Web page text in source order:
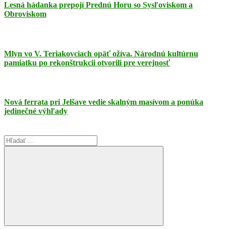
Lesná hádanka prepojí Prednú Horu so Sysľoviskom a
Obroviskom
Mlyn vo V. Teriakovciach opäť ožíva. Národnú kultúrnu
pamiatku po rekonštrukcii otvorili pre verejnosť
Nová ferrata pri Jelšave vedie skalným masívom a ponúka
jedinečné výhľady
Search
for: